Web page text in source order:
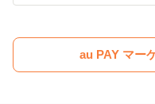
au PAY マー